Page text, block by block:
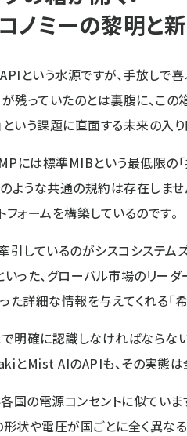
ノミーの黎明と
という水源ですが、手放しで
が残っていたのとは裏腹に、こ
という課題に直面する未来の入
には標準MIBという最低限の
ような共通の規約は存在しませ
フォームを構築しているのです。
引しているのがシスコシステム
いった、グローバル市場のリー
た詳細な情報を与えてくれる「
で明確に認識しなければならな
とMist AIのAPIも、その実態は
国の電源コンセントに似ていま
形状や電圧が国ごとに全く異